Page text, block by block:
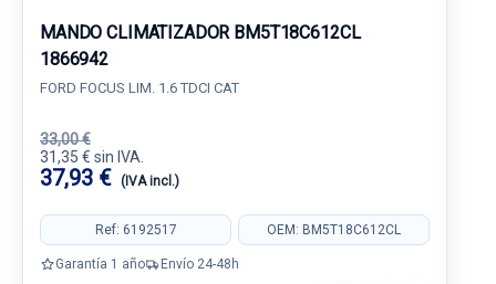
MANDO CLIMATIZADOR BM5T18C612CL
1866942
FORD FOCUS LIM. 1.6 TDCI CAT
33,00 €
31,35 € sin IVA.
37,93 € (IVA incl.)
Ref: 6192517 OEM: BM5T18C612CL
Garantía 1 año Envío 24-48h